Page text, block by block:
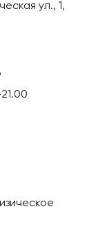
ул., 1,